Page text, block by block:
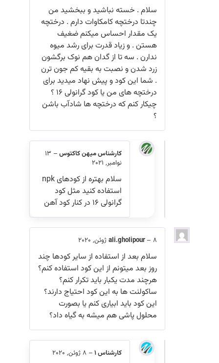
سلام . خسته نباشید و ببخشید من
چندتا درختچه کامکاوات دارم . درختچه
یک مقدار احساس میکنم ضغیف
هستن . و زیاد قدرت برای رشد میوه
ندارن . سه تا از گدان هم نوک برگشون
زرد شدن و نصبت به بقیه کم جون ترن
. شما این کود و پیش نهاد میدید برای
درختچه های من یا کود گرانولی ۱۶ ؟
چیکار کنم که درختچه ها شادآب باشن
کارشناس میهن کاکتوس–
13
نوامبر, 2021
سلام بهتره از کودهای npk
استفاده کنید مثل کود
گرانولی ۱۶ در کنار کود آهن
ali.gholipour
سلام بعد از استفاده از سایر کودها چند
روز بعد میتونم از این کود استفاده کنم؟
هرچند مدت یکبار باید تکرار کنم؟
ساکولنت ها به این کود احتیاج دارند؟
این کود باید ابیاری کنم یا بصورت
محلول پاشی هم میشه به گیاه داد؟
کارشناس 1 –8 ژوئن, 2020